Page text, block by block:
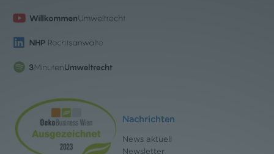
Nachrichten
News aktuell
Newsletter